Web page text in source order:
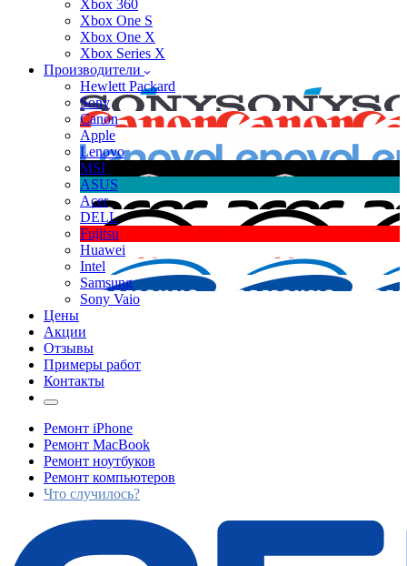
Xbox 360
Xbox One S
Xbox One X
Xbox Series X
Производители
Hewlett Packard
Sony
Canon
Apple
Lenovo
MSI
ASUS
Acer
DELL
Fujitsu
Huawei
Intel
Samsung
Sony Vaio
Цены
Акции
Отзывы
Примеры работ
Контакты
Ремонт iPhone
Ремонт MacBook
Ремонт ноутбуков
Ремонт компьютеров
Что случилось?